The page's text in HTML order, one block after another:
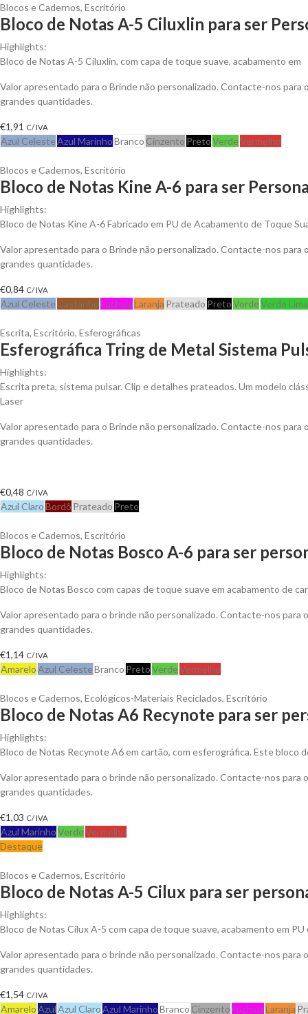
Blocos e Cadernos, Escritório
Bloco de Notas A-5 Ciluxlin para ser
Highlights:
Bloco de Notas A-5 Ciluxlin, com capa de toque suave, acabamento em
Valor apresentado para o Brinde não personalizado. Contacte-nos
grandes quantidades.
€1,91 C/ IVA
Azul CelesteAzul MarinhoBranco Cinzento PretoVerdeVermelho
Blocos e Cadernos, Escritório
Bloco de Notas Kine A-6 para ser
Highlights:
Bloco de Notas Kine A-6 Fabricado em PU de Acabamento de Toque
Valor apresentado para o Brinde não personalizado. Contacte-nos
grandes quantidades.
€0,84 C/ IVA
Azul Celeste CastanhoFuchsiaLaranja Prateado PretoVerdeVerde Lima
Escrita, Escritório, Esferográficas
Esferográfica Tring de Metal Sistema
Highlights:
Escrita preta, sistema pulsar. Clip e detalhes prateados. Um modelo
Laser
Valor apresentado para o Brinde não personalizado. Contacte-nos
grandes quantidades.
€0,48 C/ IVA
Azul ClaroBordô Prateado Preto
Blocos e Cadernos, Escritório
Bloco de Notas Bosco A-6 para ser
Highlights:
Bloco de Notas Bosco com capas de toque suave em acabamento de
Valor apresentado para o brinde não personalizado. Contacte-nos para
grandes quantidades.
€1,14 C/ IVA
AmareloAzul CelesteBranco PretoVerdeVermelho
Blocos e Cadernos, Ecológicos-Materiais Reciclados, Escritório
Bloco de Notas A6 Recynote para ser
Highlights:
Bloco de Notas Recynote A6 em cartão, com esferográfica. Este bloco
Valor apresentado para o brinde não personalizado. Contacte-nos para
grandes quantidades.
€1,03 C/ IVA
Azul MarinhoVerdeVermelho
Destaque
Blocos e Cadernos, Escritório
Bloco de Notas A-5 Cilux para ser
Highlights:
Bloco de Notas Cilux A-5 com capa de toque suave, acabamento em PU
Valor apresentado para o brinde não personalizado. Contacte-nos para
grandes quantidades.
€1,54 C/ IVA
AmareloAzulAzul ClaroAzul MarinhoBranco CinzentoFuchsiaLaranja